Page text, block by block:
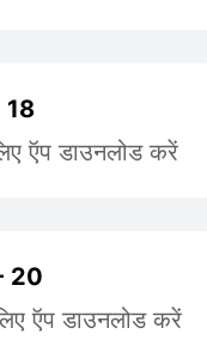
18
ऍप डाउनलोड करें
20
ऍप डाउनलोड करें